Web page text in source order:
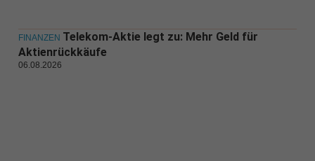
FINANZEN Telekom-Aktie legt zu: Mehr Geld für
Aktienrückkäufe
06.08.2026